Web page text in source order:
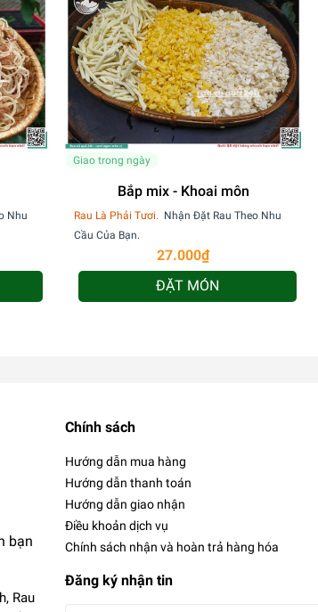
Nhu
Giao trong ngày
Bắp mix - Khoai môn
Rau Là Phải Tươi. Nhận Đặt Rau Theo Nhu
Cầu Của Bạn.
27.000₫
ĐẶT MÓN
bạn
Rau
Chính sách
Hướng dẫn mua hàng
Hướng dẫn thanh toán
Hướng dẫn giao nhận
Điều khoản dịch vụ
Chính sách nhận và hoàn trả hàng hóa
Đăng ký nhận tin